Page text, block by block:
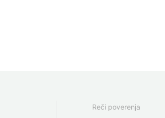
Reči poverenja